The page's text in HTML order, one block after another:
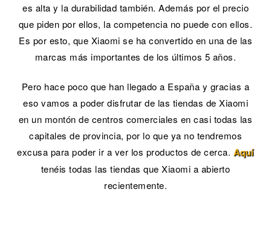
es alta y la durabilidad también. Además por el precio
que piden por ellos, la competencia no puede con ellos.
Es por esto, que Xiaomi se ha convertido en una de las
marcas más importantes de los últimos 5 años.
Pero hace poco que han llegado a España y gracias a
eso vamos a poder disfrutar de las tiendas de Xiaomi
en un montón de centros comerciales en casi todas las
capitales de provincia, por lo que ya no tendremos
excusa para poder ir a ver los productos de cerca. Aquí
tenéis todas las tiendas que Xiaomi a abierto
recientemente.